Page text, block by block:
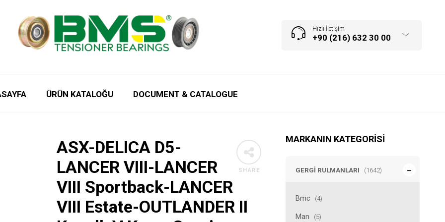
Hızlı İletişim
+90 (216) 632 30 00
ÜRÜN KATALOĞU DOCUMENT & CATALOGUE
MARKANIN KATEGORISI
GERGI RULMANLARI (1642)
Bmc (4)
Man (5)
SHARE
ASX-DELICA D5-
LANCER VIII-LANCER
VIII Sportback-LANCER
VIII Estate-OUTLANDER II